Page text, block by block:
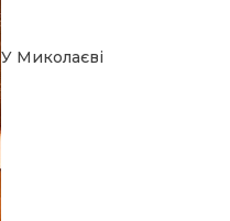
У Миколаєві